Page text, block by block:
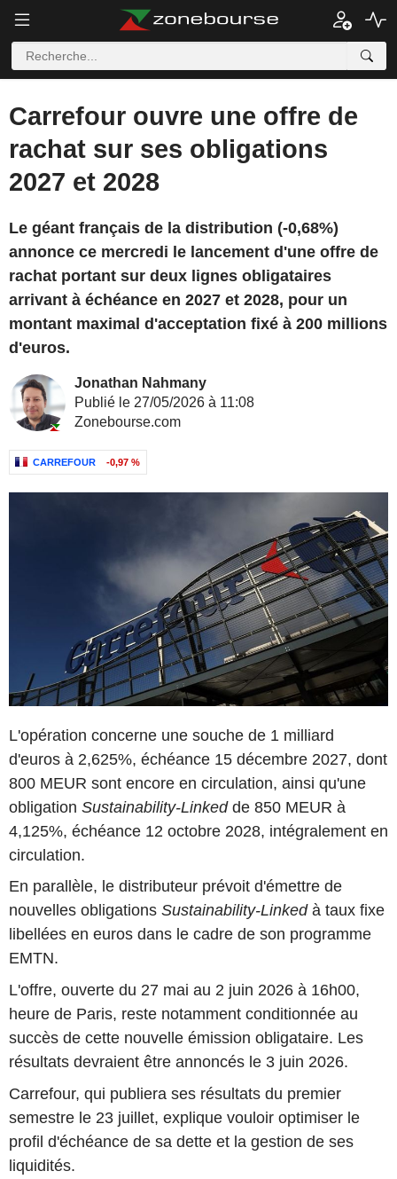
Carrefour ouvre une offre de
rachat sur ses obligations
2027 et 2028
Le géant français de la distribution (-0,68%)
annonce ce mercredi le lancement d'une offre de
rachat portant sur deux lignes obligataires
arrivant à échéance en 2027 et 2028, pour un
montant maximal d'acceptation fixé à 200 millions
d'euros.
Jonathan Nahmany
Publié le 27/05/2026 à 11:08
Zonebourse.com
CARREFOUR -0,97 %
L'opération concerne une souche de 1 milliard
d'euros à 2,625%, échéance 15 décembre 2027, dont
800 MEUR sont encore en circulation, ainsi qu'une
obligation Sustainability-Linkedde 850 MEUR à
4,125%, échéance 12 octobre 2028, intégralement en
circulation.
En parallèle, le distributeur prévoit d'émettre de
nouvelles obligations Sustainability-Linkedà taux fixe
libellées en euros dans le cadre de son programme
EMTN.
L'offre, ouverte du 27 mai au 2 juin 2026 à 16h00,
heure de Paris, reste notamment conditionnée au
succès de cette nouvelle émission obligataire. Les
résultats devraient être annoncés le 3 juin 2026.
Carrefour, qui publiera ses résultats du premier
semestre le 23 juillet, explique vouloir optimiser le
profil d'échéance de sa dette et la gestion de ses
liquidités.